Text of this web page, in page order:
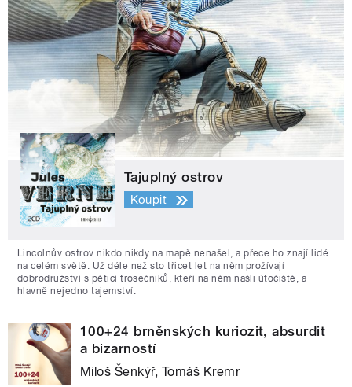
Tajuplný ostrov
Koupit
Lincolnův ostrov nikdo nikdy na mapě nenašel, a přece ho znají lidé
na celém světě. Už déle než sto třicet let na něm prožívají
dobrodružství s pěticí trosečníků, kteří na něm našli útočiště, a
hlavně nejedno tajemství.
100+24 brněnských kuriozit, absurdit
a bizarností
Miloš Šenkýř, Tomáš Kremr